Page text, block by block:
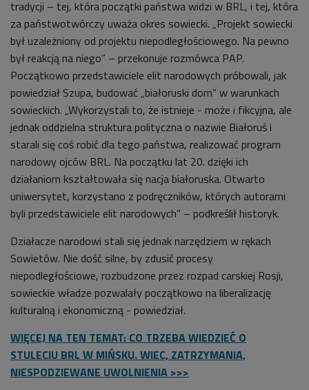
tradycji – tej, która początki państwa widzi w BRL, i tej, która
za państwotwórczy uważa okres sowiecki. „Projekt sowiecki
był uzależniony od projektu niepodległościowego. Na pewno
był reakcją na niego” – przekonuje rozmówca PAP.
Początkowo przedstawiciele elit narodowych próbowali, jak
powiedział Szupa, budować „białoruski dom” w warunkach
sowieckich. „Wykorzystali to, że istnieje - może i fikcyjna, ale
jednak oddzielna struktura polityczna o nazwie Białoruś i
starali się coś robić dla tego państwa, realizować program
narodowy ojców BRL. Na początku lat 20. dzięki ich
działaniom kształtowała się nacja białoruska. Otwarto
uniwersytet, korzystano z podręczników, których autorami
byli przedstawiciele elit narodowych” – podkreślił historyk.
Działacze narodowi stali się jednak narzędziem w rękach
Sowietów. Nie dość silne, by zdusić procesy
niepodległościowe, rozbudzone przez rozpad carskiej Rosji,
sowieckie władze pozwalały początkowo na liberalizację
kulturalną i ekonomiczną - powiedział.
WIĘCEJ NA TEN TEMAT: CO TRZEBA WIEDZIEĆ O
STULECIU BRL W MIŃSKU. WIEC, ZATRZYMANIA,
NIESPODZIEWANE UWOLNIENIA >>>